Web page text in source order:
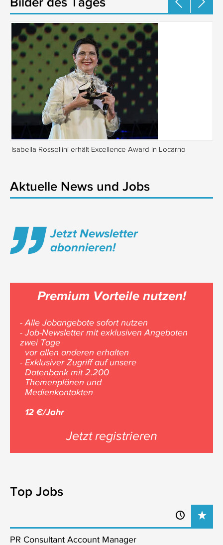
Isabella Rossellini erhält Excellence Award in Locarno
Aktuelle News und Jobs
Jetzt Newsletter
abonnieren!
Premium Vorteile nutzen!
- Alle Jobangebote sofort nutzen
- Job-Newsletter mit exklusiven Angeboten
zwei Tage
vor allen anderen erhalten
- Exklusiver Zugriff auf unsere
Datenbank mit 2.200
Themenplänen und
Medienkontakten
12 €/Jahr
Jetzt registrieren
Top Jobs
PR Consultant Account Manager